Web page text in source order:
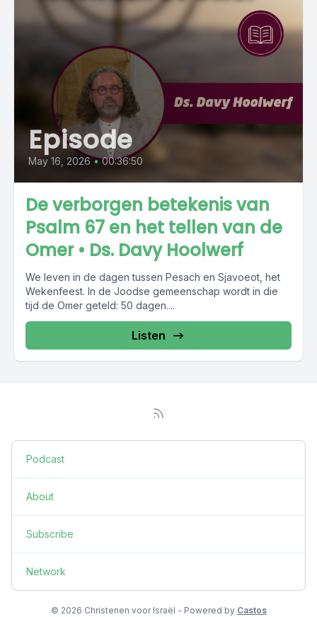
Episode
May 16, 2026 • 00:36:50
De verborgen betekenis van
Psalm 67 en het tellen van de
Omer • Ds. Davy Hoolwerf
We leven in de dagen tussen Pesach en Sjavoeot, het
Wekenfeest. In de Joodse gemeenschap wordt in die
tijd de Omer geteld: 50 dagen....
Listen
Podcast
About
Subscribe
Network
© 2026 Christenen voor Israël - Powered by Castos